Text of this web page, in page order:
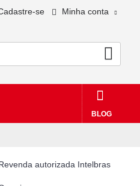
se Minha conta
BLOG